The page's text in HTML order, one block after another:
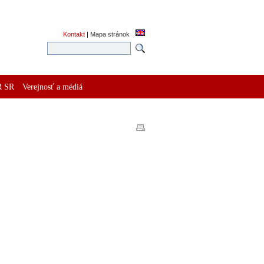
Kontakt | Mapa stránok
SR Verejnosť a médiá